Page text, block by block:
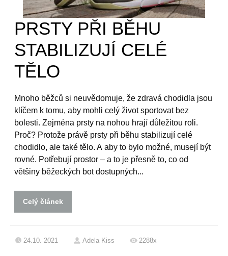
PRSTY PŘI BĚHU
STABILIZUJÍ CELÉ
TĚLO
Mnoho běžců si neuvědomuje, že zdravá chodidla jsou
klíčem k tomu, aby mohli celý život sportovat bez
bolesti. Zejména prsty na nohou hrají důležitou roli.
Proč? Protože právě prsty při běhu stabilizují celé
chodidlo, ale také tělo. A aby to bylo možné, musejí být
rovné. Potřebují prostor – a to je přesně to, co od
většiny běžeckých bot dostupných...
Celý článek
24.10. 2021 Adela Kiss 2288x